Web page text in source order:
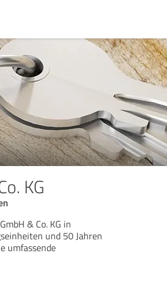
KG
& Co. KG in
und 50 Jahren
umfassende